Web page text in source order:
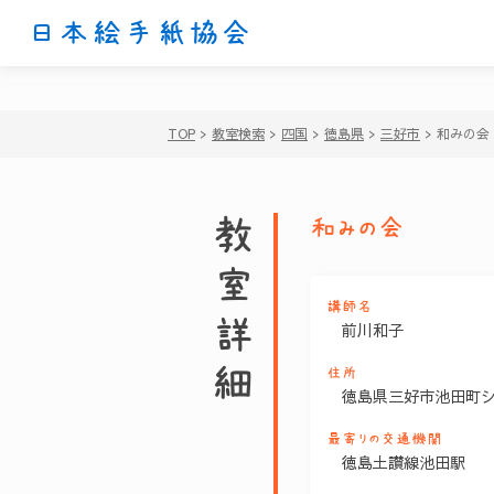
日本絵手紙協会
TOP > 教室検索 > 四国 > 徳島県 > 三好市 > 和みの会
教室詳細 和みの会
講師名
前川和子
住所
徳島県三好市池田町
最寄りの交通機関
徳島土讃線池田駅